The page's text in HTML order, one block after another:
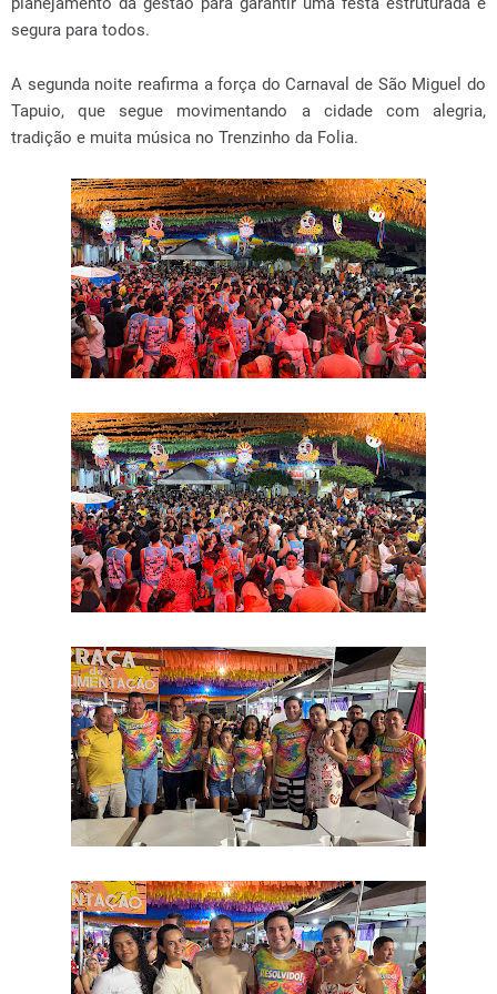
segura para todos.
A segunda noite reafirma a força do Carnaval de São Miguel do
Tapuio, que segue movimentando a cidade com alegria,
tradição e muita música no Trenzinho da Folia.